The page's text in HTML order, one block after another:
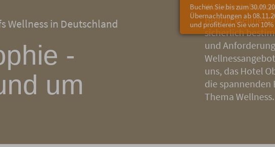
Buchen Sie bis zum
Übernachtungen ab
und profitieren Sie von
Wellness in Deutschland
-
um
Was verstehen
Begriff
sicherlich
und
uns, das Hotel
die spannenden
Thema Wellness.